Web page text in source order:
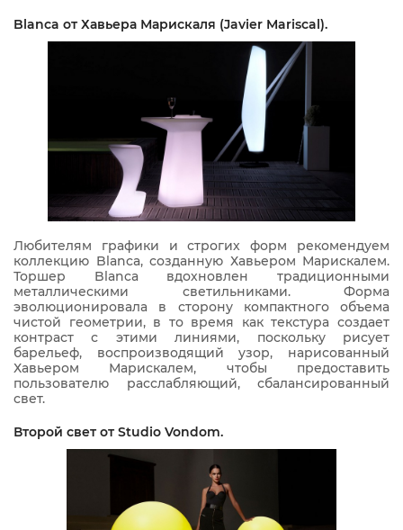
Blanca от Хавьера Марискаля (Javier Mariscal).
Любителям графики и строгих форм рекомендуем
коллекцию Blanca, созданную Хавьером Марискалем.
Торшер Blanca вдохновлен традиционными
металлическими светильниками. Форма
эволюционировала в сторону компактного объема
чистой геометрии, в то время как текстура создает
контраст с этими линиями, поскольку рисует
барельеф, воспроизводящий узор, нарисованный
Хавьером Марискалем, чтобы предоставить
пользователю расслабляющий, сбалансированный
свет.
Второй свет от Studio Vondom.